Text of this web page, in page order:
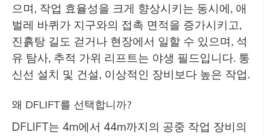
으며, 작업 효율성을 크게 향상시키는 동시에, 애
벌레 바퀴가 지구와의 접촉 면적을 증가시키고,
진흙탕 길도 걷거나 현장에서 일할 수 있으며, 석
유 탐사, 추적 가위 리프트는 야생 필드입니다. 통
신선 설치 및 건설, 이상적인 장비보다 높은 작업.
왜 DFLIFT를 선택합니까?
DFLIFT는 4m에서 44m까지의 공중 작업 장비의